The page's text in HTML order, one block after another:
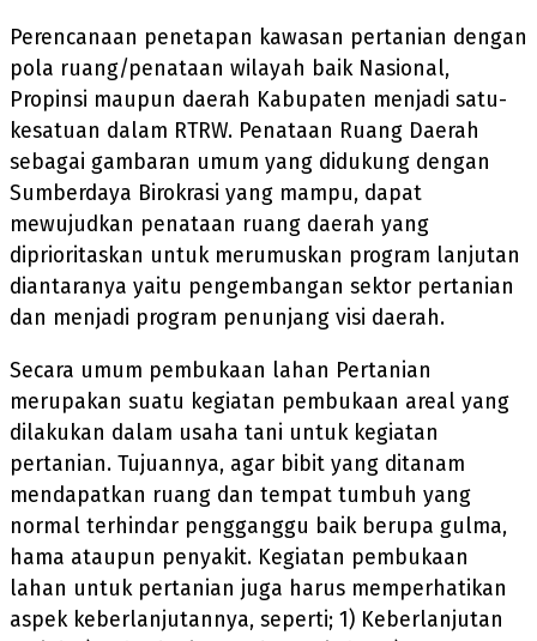
Perencanaan penetapan kawasan pertanian dengan
pola ruang/penataan wilayah baik Nasional,
Propinsi maupun daerah Kabupaten menjadi satu-
kesatuan dalam RTRW. Penataan Ruang Daerah
sebagai gambaran umum yang didukung dengan
Sumberdaya Birokrasi yang mampu, dapat
mewujudkan penataan ruang daerah yang
diprioritaskan untuk merumuskan program lanjutan
diantaranya yaitu pengembangan sektor pertanian
dan menjadi program penunjang visi daerah.
Secara umum pembukaan lahan Pertanian
merupakan suatu kegiatan pembukaan areal yang
dilakukan dalam usaha tani untuk kegiatan
pertanian. Tujuannya, agar bibit yang ditanam
mendapatkan ruang dan tempat tumbuh yang
normal terhindar pengganggu baik berupa gulma,
hama ataupun penyakit. Kegiatan pembukaan
lahan untuk pertanian juga harus memperhatikan
aspek keberlanjutannya, seperti; 1) Keberlanjutan